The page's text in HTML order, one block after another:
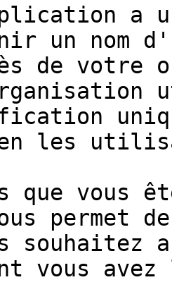
un nom
de votre
en les
permet
souhaitez
vous